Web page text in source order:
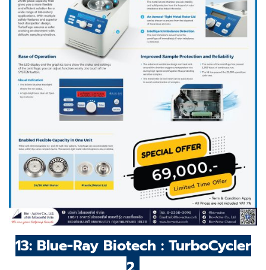
13: Blue-Ray Biotech : TurboCycler